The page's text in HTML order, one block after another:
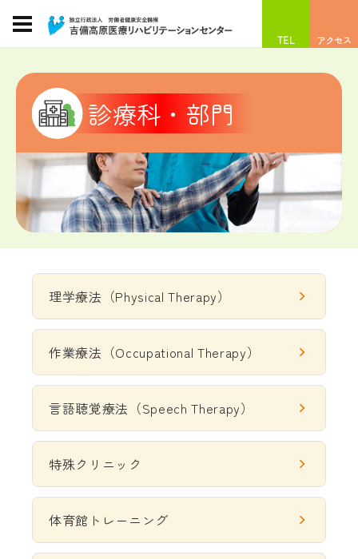
TEL アクセス
診療科・部門
理学療法（Physical Therapy）
作業療法（Occupational Therapy）
言語聴覚療法（Speech Therapy）
特殊クリニック
体育館トレーニング